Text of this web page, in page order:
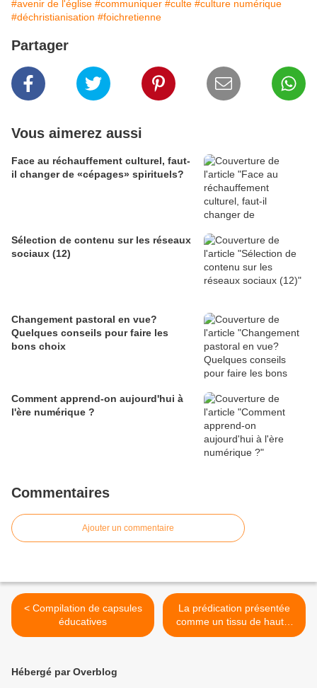
#avenir de l'église #communiquer #culte #culture numérique
#déchristianisation #foichretienne
Partager
Vous aimerez aussi
Face au réchauffement culturel, faut-
il changer de «cépages» spirituels?
Sélection de contenu sur les réseaux
sociaux (12)
Changement pastoral en vue?
Quelques conseils pour faire les
bons choix
Comment apprend-on aujourd'hui à
l'ère numérique ?
Commentaires
Ajouter un commentaire
< Compilation de capsules
éducatives
La prédication présentée
comme un tissu de haute-
couture >
Hébergé par Overblog